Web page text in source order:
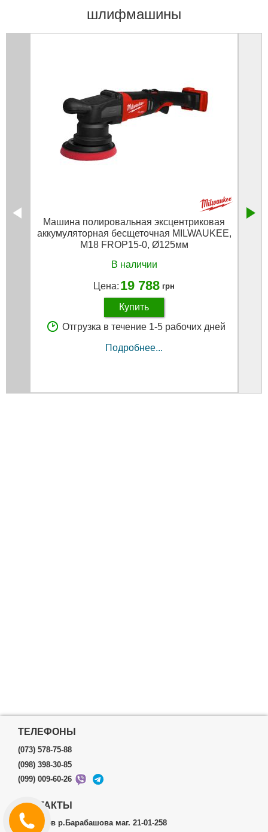
шлифмашины
Машина полировальная эксцентриковая
аккумуляторная бесщеточная MILWAUKEE,
M18 FROP15-0, Ø125мм
В наличии
Цена: 19 788 грн
Купить
Отгрузка в течение 1-5 рабочих дней
Подробнее...
ТЕЛЕФОНЫ
(073) 578-75-88
(098) 398-30-85
(099) 009-60-26
КОНТАКТЫ
г.Харьков р.Барабашова маг. 21-01-258